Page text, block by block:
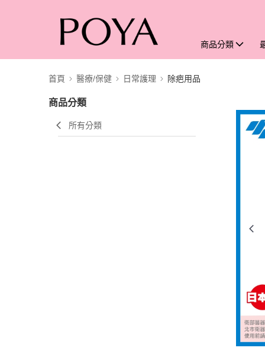
商品分類
首頁 醫療/保健 日常護理 除疤用品
商品分類
所有分類